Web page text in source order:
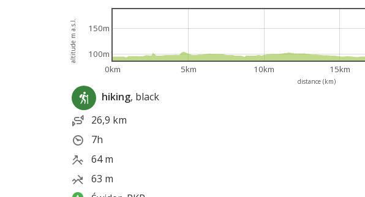
distance (km)
altitude m a.s.l.
0km 5km 10km 15km
100m
150m
hiking, black
26,9 km
7h
64 m
63 m